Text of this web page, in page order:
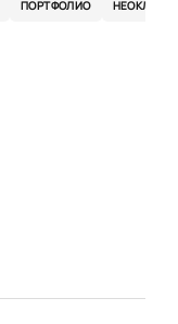
ПОРТФОЛИО